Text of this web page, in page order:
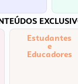
Estudantes
e
Educadores